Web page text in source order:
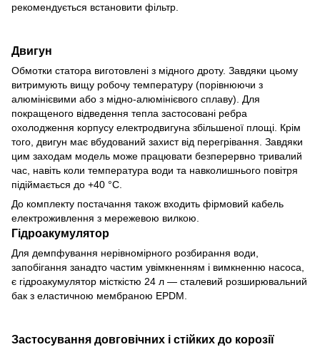
рекомендується встановити фільтр.
Двигун
Обмотки статора виготовлені з мідного дроту. Завдяки цьому
витримують вищу робочу температуру (порівнюючи з
алюмінієвими або з мідно-алюмінієвого сплаву). Для
покращеного відведення тепла застосовані ребра
охолодження корпусу електродвигуна збільшеної площі. Крім
того, двигун має вбудований захист від перегрівання. Завдяки
цим заходам модель може працювати безперервно тривалий
час, навіть коли температура води та навколишнього повітря
підіймається до +40 °C.
До комплекту постачання також входить фірмовий кабель
електроживлення з мережевою вилкою.
Гідроакумулятор
Для демпфування нерівномірного розбирання води,
запобігання занадто частим увімкненням і вимкненню насоса,
є гідроакумулятор місткістю 24 л — сталевий розширювальний
бак з еластичною мембраною EPDM.
Застосування довговічних і стійких до корозії